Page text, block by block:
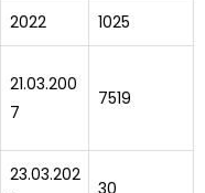
2022 1025
21.03.200
7
7519
23.03.202
30